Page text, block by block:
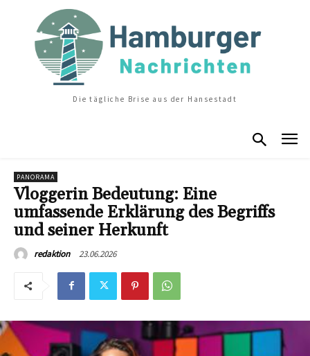
Die tägliche Brise aus der Hansestadt
PANORAMA
Vloggerin Bedeutung: Eine
umfassende Erklärung des Begriffs
und seiner Herkunft
redaktion 23.06.2026